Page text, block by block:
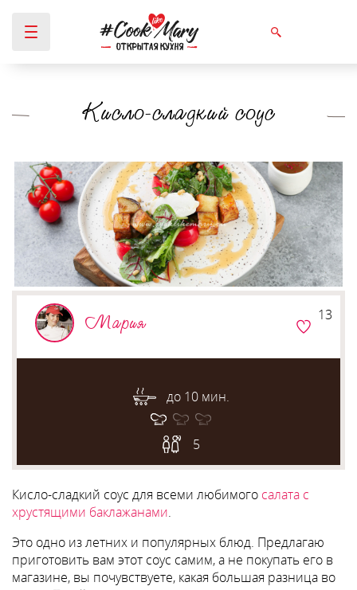
Вы здесьКисло-сладкий соус
Мария
до 10 мин.
5
13
Кисло-сладкий соус для всеми любимого салата с
хрустящими баклажанами.
Это одно из летних и популярных блюд. Предлагаю
приготовить вам этот соус самим, а не покупать его в
магазине, вы почувствуете, какая большая разница во